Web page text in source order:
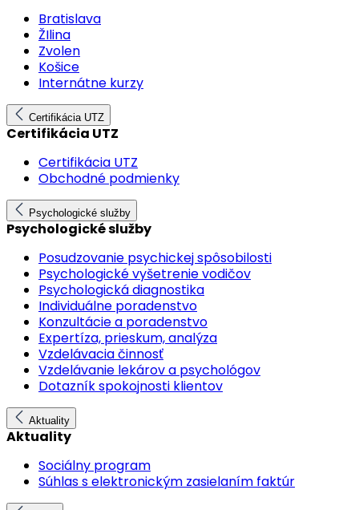
Bratislava
ŽIlina
Zvolen
Košice
Internátne kurzy
Certifikácia UTZ
Certifikácia UTZ
Certifikácia UTZ
Obchodné podmienky
Psychologické služby
Psychologické služby
Posudzovanie psychickej spôsobilosti
Psychologické vyšetrenie vodičov
Psychologická diagnostika
Individuálne poradenstvo
Konzultácie a poradenstvo
Expertíza, prieskum, analýza
Vzdelávacia činnosť
Vzdelávanie lekárov a psychológov
Dotazník spokojnosti klientov
Aktuality
Aktuality
Sociálny program
Súhlas s elektronickým zasielaním faktúr